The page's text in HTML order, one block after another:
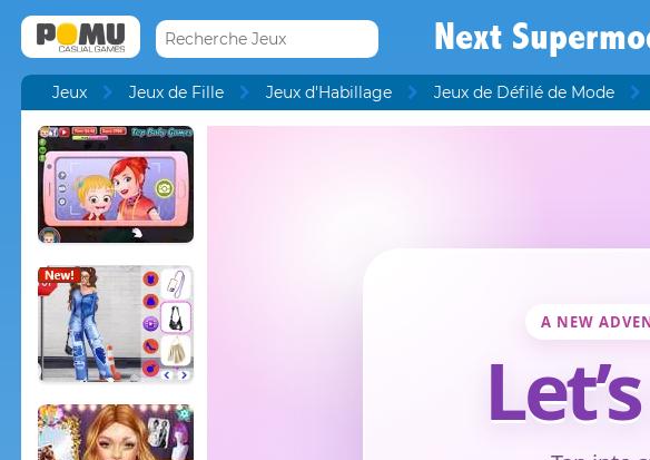
Next
Jeux Jeux de Fille Jeux d'Habillage Jeux de Défilé de Mode